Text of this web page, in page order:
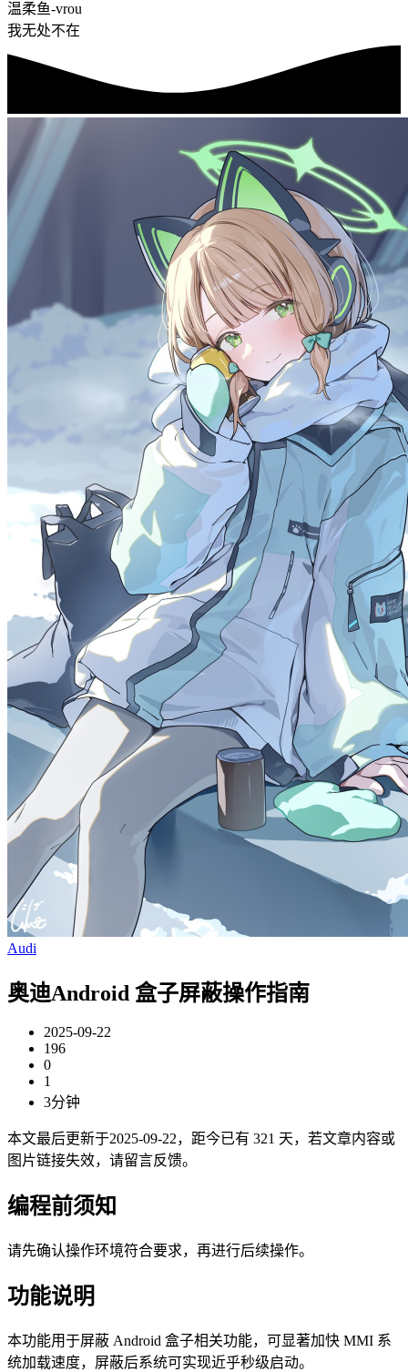
温柔鱼-vrou
我无处不在
Audi
奥迪Android 盒子屏蔽操作指南
2025-09-22
196
0
1
3分钟
本文最后更新于2025-09-22，距今已有 321 天，若文章内容或
图片链接失效，请留言反馈。
编程前须知
请先确认操作环境符合要求，再进行后续操作。
功能说明
本功能用于屏蔽 Android 盒子相关功能，可显著加快 MMI 系
统加载速度，屏蔽后系统可实现近乎秒级启动。